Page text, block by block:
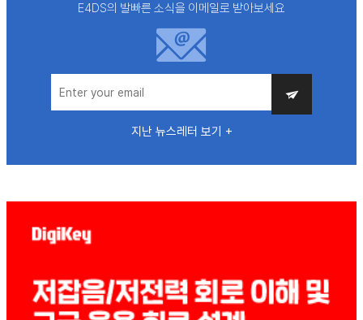
E4DS의 발빠른 소식을 이메일로 받아보세요
지난 뉴스레터 보기 +